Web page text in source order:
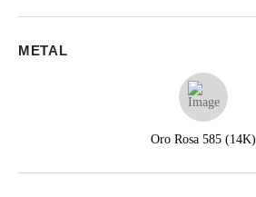
METAL
Oro Rosa 585 (14K)